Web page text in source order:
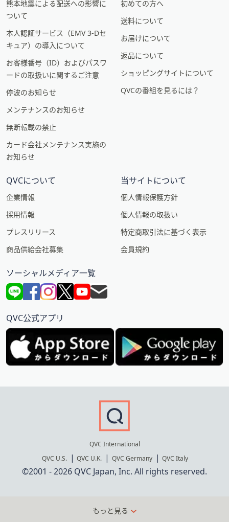
熊本地震による配送への影響に
ついて
本人認証サービス（EMV 3-Dセ
キュア）の導入について
お客様番号（ID）およびパスワ
ードの取扱いに関するご注意
停波のお知らせ
メンテナンスのお知らせ
無断転載の禁止
カード会社メンテナンス実施の
お知らせ
初めての方へ
送料について
お届けについて
返品について
ショッピングサイトについて
QVCの番組を見るには？
QVCについて
企業情報
採用情報
プレスリリース
商品供給会社募集
当サイトについて
個人情報保護方針
個人情報の取扱い
特定商取引法に基づく表示
会員規約
ソーシャルメディア一覧
QVC公式アプリ
QVC International
QVC U.S.
QVC U.K. QVC Germany QVC Italy
©2001 - 2026 QVC Japan, Inc. All rights reserved.
もっと見る